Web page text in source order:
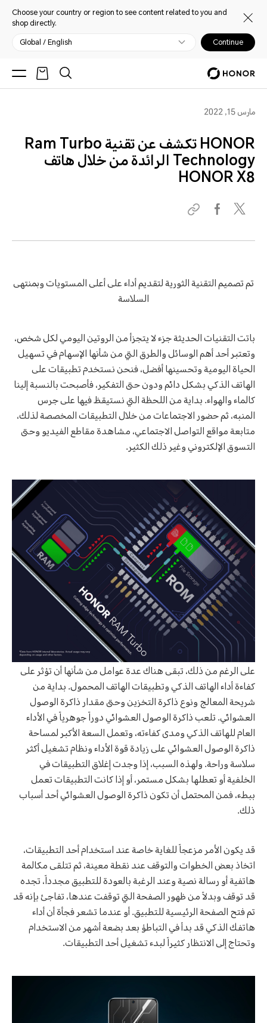
Choose your country or region to see content related to you and
shop directly.
Global / English Continue
مارس 15, 2022
HONOR تكشف عن تقنية Ram Turbo
Technology الرائدة من خلال هاتف
HONOR X8
تم تصميم التقنية الثورية لتقديم أداء على أعلى المستويات وبمنتهى
السلاسة
باتت التقنيات الحديثة جزء لا يتجزأ من الروتين اليومي لكل شخص،
وتعتبر أحد أهم الوسائل والطرق التي من شأنها الإسهام في تسهيل
الحياة اليومية وتحسينها أفضل، فنحن نستخدم تطبيقات على
الهاتف الذكي بشكل دائم ودون حتى التفكير، فأصبحت بالنسبة إلينا
كالماء والهواء. بداية من اللحظة التي نستيقظ فيها على جرس
المنبه، ثم حضور الاجتماعات من خلال التطبيقات المخصصة لذلك،
متابعة مواقع التواصل الاجتماعي، مشاهدة مقاطع الفيديو وحتى
التسوق الإلكتروني وغير ذلك الكثير.
على الرغم من ذلك، تبقى هناك عدة عوامل من شأنها أن تؤثر على
كفاءة أداء الهاتف الذكي وتطبيقات الهاتف المحمول. بداية من
شريحة المعالج ونوع ذاكرة التخزين وحتى مقدار ذاكرة الوصول
العشوائي. تلعب ذاكرة الوصول العشوائي دوراً جوهرياً في الأداء
العام للهاتف الذكي ومدى كفاءته، وتعمل السعة الأكبر لمساحة
ذاكرة الوصول العشوائي على زيادة قوة الأداء ونظام تشغيل أكثر
سلاسة وراحة. ولهذه السبب، إذا وجدت إغلاق التطبيقات في
الخلفية أو تعطلها بشكل مستمر، أو إذا كانت التطبيقات تعمل
ببطء، فمن المحتمل أن تكون ذاكرة الوصول العشوائي أحد أسباب
ذلك.
قد يكون الأمر مزعجاً للغاية خاصة عند استخدام أحد التطبيقات،
اتخاذ بعض الخطوات والتوقف عند نقطة معينة، ثم تتلقى مكالمة
هاتفية أو رسالة نصية وعند الرغبة بالعودة للتطبيق مجدداً، تجده
قد توقف وبدلاً من ظهور الصفحة التي توقفت عندها، تفاجئ بإنه قد
تم فتح الصفحة الرئيسية للتطبيق. أو عندما تشعر فجأة أن أداء
هاتفك الذكي قد بدأ في التباطؤ بعد بضعة أشهر من الاستخدام
وتحتاج إلى الانتظار كثيراً لبدء تشغيل أحد التطبيقات.